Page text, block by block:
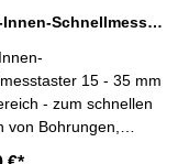
Digital-Innen-Schnellmesstaster 15 - 35 mm IP 65
15 - 35 mm
- zum schnellen
von Bohrungen,